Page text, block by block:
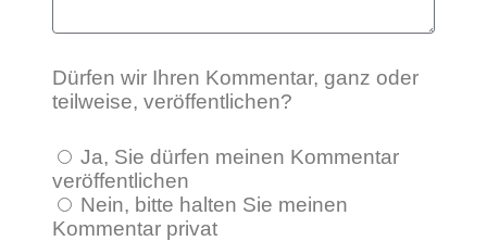
Dürfen wir Ihren Kommentar, ganz oder
teilweise, veröffentlichen?
Ja, Sie dürfen meinen Kommentar
veröffentlichen
Nein, bitte halten Sie meinen
Kommentar privat